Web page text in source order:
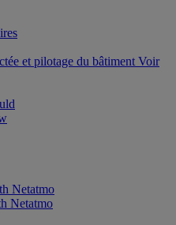
et pilotage du bâtiment Voir
Netatmo
Netatmo